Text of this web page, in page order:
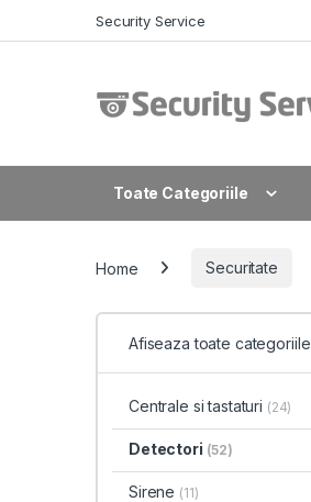
Security Service
Toate Categoriile
Home Securitate
Afiseaza toate categoriile
Centrale si tastaturi (24)
Detectori (52)
Sirene (11)